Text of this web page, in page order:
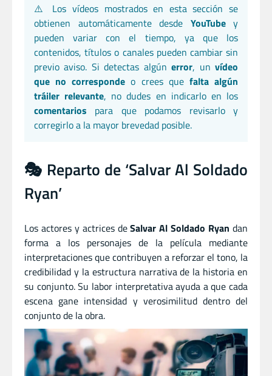
⚠️ Los vídeos mostrados en esta sección se
obtienen automáticamente desde YouTubey
pueden variar con el tiempo, ya que los
contenidos, títulos o canales pueden cambiar sin
previo aviso. Si detectas algúnerror, unvídeo
que no corresponde o crees que falta algún
tráiler relevante, no dudes en indicarlo en los
comentarios para que podamos revisarlo y
corregirlo a la mayor brevedad posible.
🎭 Reparto de ‘Salvar Al Soldado
Ryan’
Los actores y actrices deSalvar Al Soldado Ryan dan
forma a los personajes de la película mediante
interpretaciones que contribuyen a reforzar el tono, la
credibilidad y la estructura narrativa de la historia en
su conjunto. Su labor interpretativa ayuda a que cada
escena gane intensidad y verosimilitud dentro del
conjunto de la obra.